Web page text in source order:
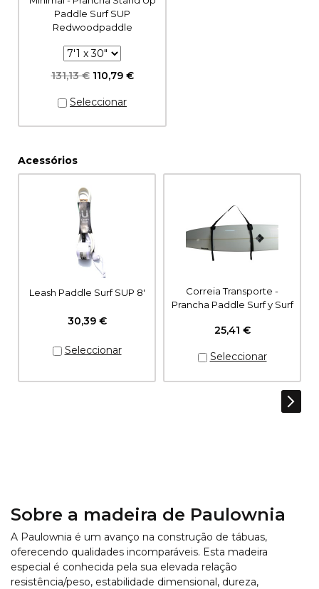
Paddle Surf SUP
Redwoodpaddle
131,13 € 110,79 €
Acessórios
Leash Paddle Surf SUP 8'
30,39 €
Correia Transporte -
Prancha Paddle Surf y Surf
25,41 €
Sobre a madeira de Paulownia
A Paulownia é um avanço na construção de tábuas,
oferecendo qualidades incomparáveis. Esta madeira
especial é conhecida pela sua elevada relação
resistência/peso, estabilidade dimensional, dureza,